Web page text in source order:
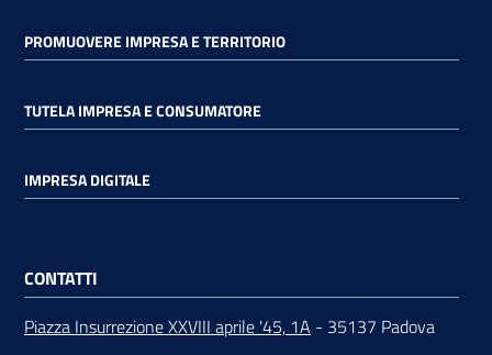
PROMUOVERE IMPRESA E TERRITORIO
TUTELA IMPRESA E CONSUMATORE
IMPRESA DIGITALE
CONTATTI
Piazza Insurrezione XXVIII aprile '45, 1A - 35137 Padova